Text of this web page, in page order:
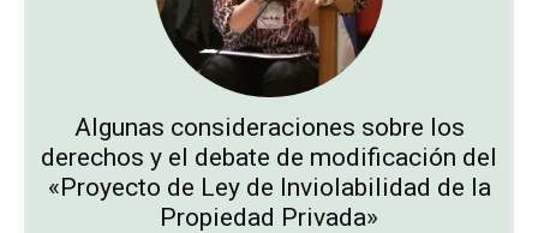
Algunas consideraciones sobre los
derechos y el debate de modificación del
«Proyecto de Ley de Inviolabilidad de la
Propiedad Privada»